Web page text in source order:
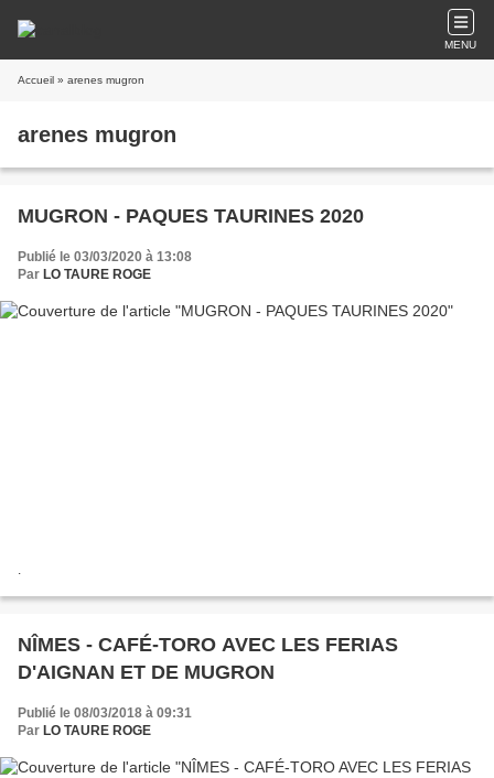
MENU
Accueil » arenes mugron
arenes mugron
MUGRON - PAQUES TAURINES 2020
Publié le 03/03/2020 à 13:08
Par LO TAURE ROGE
NÎMES - CAFÉ-TORO AVEC LES FERIAS
D'AIGNAN ET DE MUGRON
Publié le 08/03/2018 à 09:31
Par LO TAURE ROGE